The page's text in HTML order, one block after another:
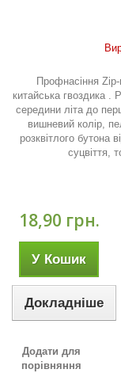
Профнасіння Zip-
китайська гвоздика .
середини літа до
вишневий колір,
розквітлого бутона
суцвіття,
18,90 грн.
У Кошик
Докладніше
Додати для
порівняння